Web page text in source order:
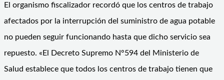
El organismo fiscalizador recordó que los centros de trabajo
afectados por la interrupción del suministro de agua potable
no pueden seguir funcionando hasta que dicho servicio sea
repuesto. «El Decreto Supremo N°594 del Ministerio de
Salud establece que todos los centros de trabajo tienen que